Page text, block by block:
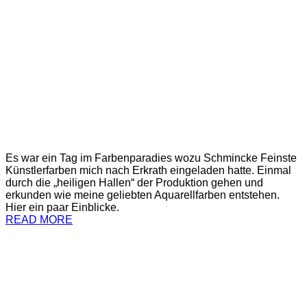
Es war ein Tag im Farbenparadies wozu Schmincke Feinste
Künstlerfarben mich nach Erkrath eingeladen hatte. Einmal
durch die „heiligen Hallen“ der Produktion gehen und
erkunden wie meine geliebten Aquarellfarben entstehen.
Hier ein paar Einblicke.
READ MORE